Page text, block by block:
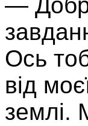
—
Ось
від
землі.